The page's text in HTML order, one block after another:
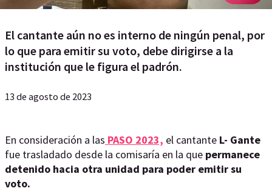
El cantante aún no es interno de ningún penal, por
lo que para emitir su voto, debe dirigirse a la
institución que le figura el padrón.
13 de agosto de 2023
En consideración a las PASO 2023, el cantante L- Gante
fue trasladado desde la comisaría en la que permanece
detenido hacia otra unidad para poder emitir su
voto.